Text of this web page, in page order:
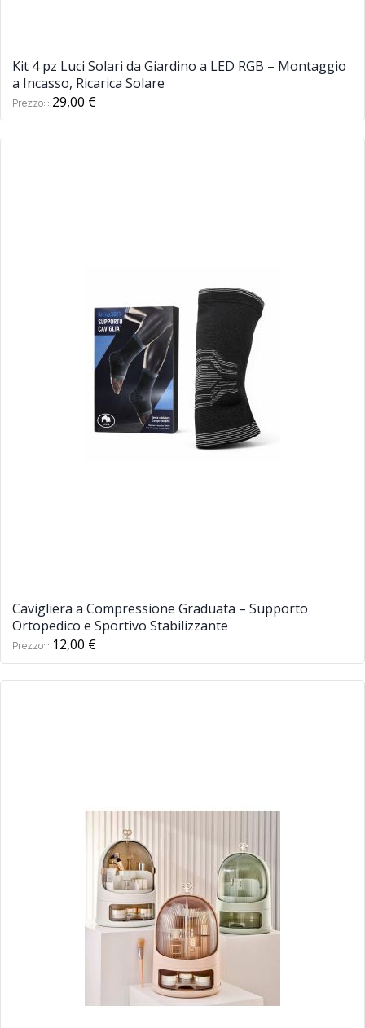
Kit 4 pz Luci Solari da Giardino a LED RGB – Montaggio
a Incasso, Ricarica Solare
Prezzo: 29,00 €
Cavigliera a Compressione Graduata – Supporto
Ortopedico e Sportivo Stabilizzante
Prezzo: 12,00 €